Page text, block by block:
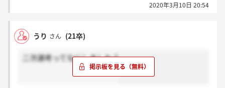
2020年3月10日 20:54
うり さん (21卒)
二次選考ってなにしました？